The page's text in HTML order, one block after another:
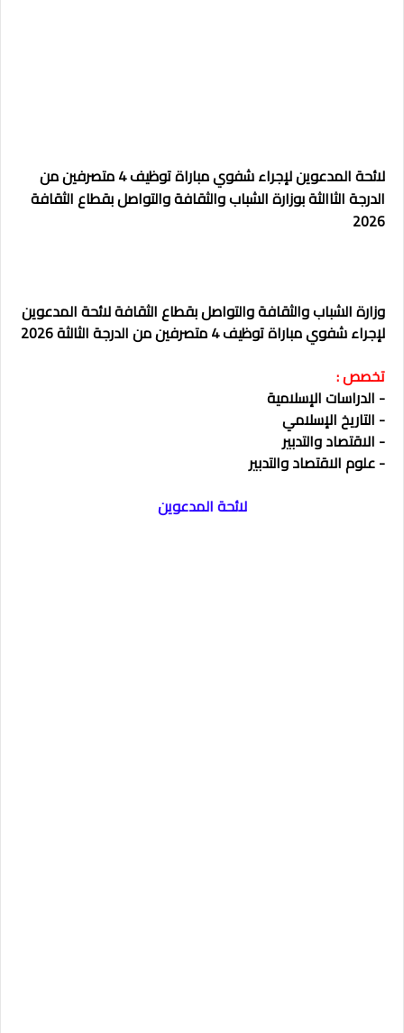
لائحة المدعوين لإجراء شفوي مباراة توظيف 4 متصرفين من
الدرجة الثاالثة بوزارة الشباب والثقافة والتواصل بقطاع الثقافة
2026
وزارة الشباب والثقافة والتواصل بقطاع الثقافة لائحة المدعوين
لإجراء شفوي مباراة توظيف 4 متصرفين من الدرجة الثالثة
تخصص :
- الدراسات الإسلامية
- التاريخ الإسلامي
- الاقتصاد والتدبير
- علوم الاقتصاد والتدبير
لائحة المدعوين